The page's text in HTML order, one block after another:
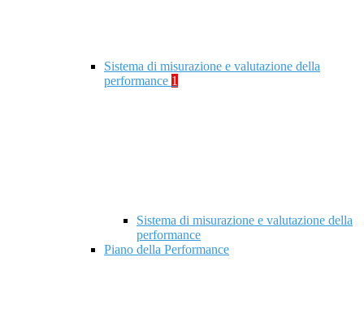
Sistema di misurazione e valutazione della
performance 1
Sistema di misurazione e valutazione della
performance
Piano della Performance